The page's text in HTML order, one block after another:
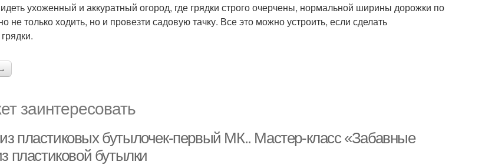
ухоженный и аккуратный огород, где грядки строго очерчены, нормальной ширины дорожки по
не только ходить, но и провезти садовую тачку. Все это можно устроить, если сделать
заинтересовать
пластиковых бутылочек-первый МК.. Мастер-класс «Забавные
пластиковой бутылки